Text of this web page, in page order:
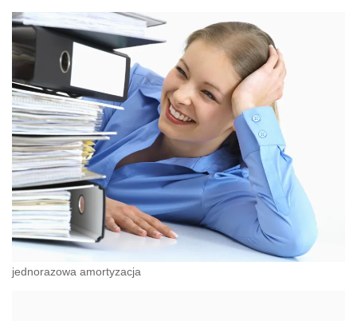
jednorazowa amortyzacja